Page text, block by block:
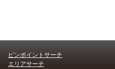
ピンポイントサーチ
エリアサーチ